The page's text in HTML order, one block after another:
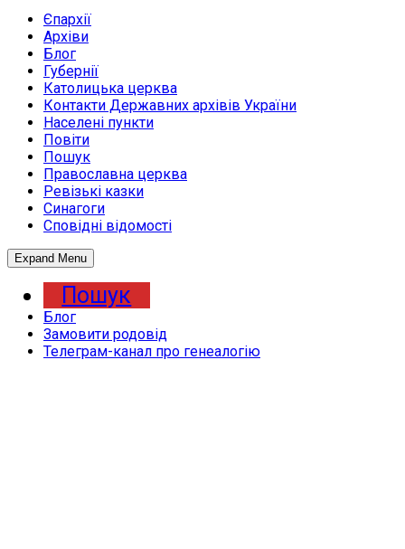
Єпархії
Архіви
Блог
Губернії
Католицька церква
Контакти Державних архівів України
Населені пункти
Повіти
Пошук
Православна церква
Ревізькі казки
Синагоги
Сповідні відомості
Expand Menu
Пошук
Блог
Замовити родовід
Телеграм-канал про генеалогію